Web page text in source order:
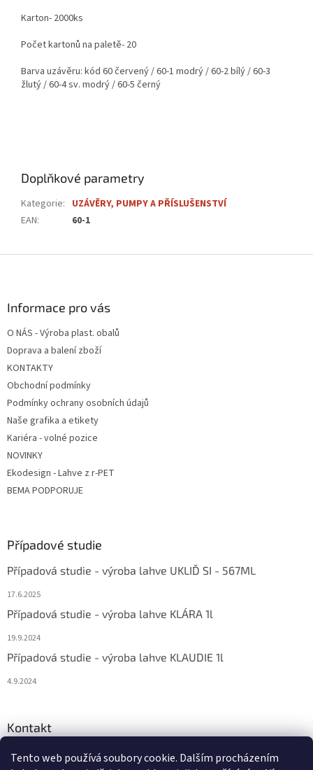
Tento web používá soubory cookie. Dalším procházením
Karton- 2000ks
Počet kartonů na paletě- 20
Barva uzávěru: kód 60 červený / 60-1 modrý / 60-2 bílý / 60-3
žlutý / 60-4 sv. modrý / 60-5 černý
Doplňkové parametry
Kategorie: UZÁVĚRY, PUMPY A PŘÍSLUŠENSTVÍ
EAN: 60-1
Informace pro vás
O NÁS - Výroba plast. obalů
Doprava a balení zboží
KONTAKTY
Obchodní podmínky
Podmínky ochrany osobních údajů
Naše grafika a etikety
Kariéra - volné pozice
NOVINKY
Ekodesign - Lahve z r-PET
BEMA PODPORUJE
Případové studie
Případová studie - výroba lahve UKLIĎ SI - 567ML
17.6.2025
Případová studie - výroba lahve KLÁRA 1l
19.9.2024
Případová studie - výroba lahve KLAUDIE 1l
4.9.2024
Kontakt
eshop@ bema-la.cz